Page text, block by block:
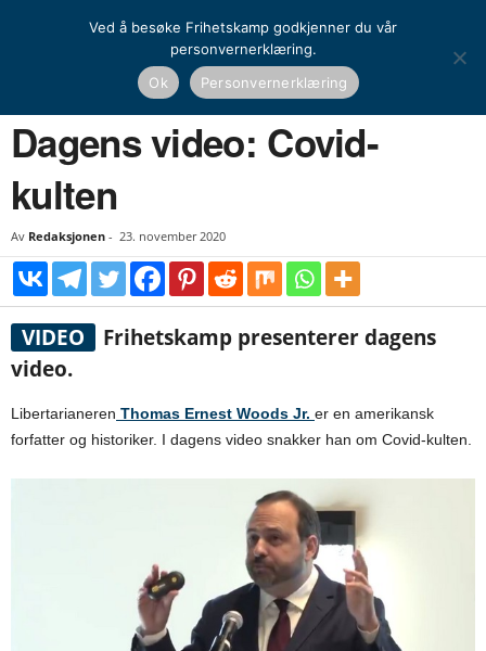
Dagens video: Covid-kulten
Dagens video: Covid-
kulten
Av Redaksjonen - 23. november 2020
VIDEO
Frihetskamp presenterer dagens
video.
Libertarianeren Thomas Ernest Woods Jr. er en amerikansk
forfatter og historiker. I dagens video snakker han om Covid-kulten.
Ved å besøke Frihetskamp godkjenner du vår
personvernerklæring.
Ok
Personvernerklæring